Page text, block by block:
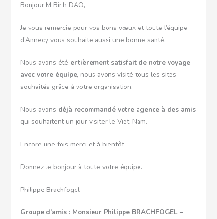
Bonjour M Binh DAO,
Je vous remercie pour vos bons vœux et toute l’équipe
d’Annecy vous souhaite aussi une bonne santé.
Nous avons été entièrement satisfait de notre voyage
avec votre équipe, nous avons visité tous les sites
souhaités grâce à votre organisation.
Nous avons déjà recommandé votre agence à des amis
qui souhaitent un jour visiter le Viet-Nam.
Encore une fois merci et à bientôt.
Donnez le bonjour à toute votre équipe.
Philippe Brachfogel
Groupe d’amis : Monsieur Philippe BRACHFOGEL –